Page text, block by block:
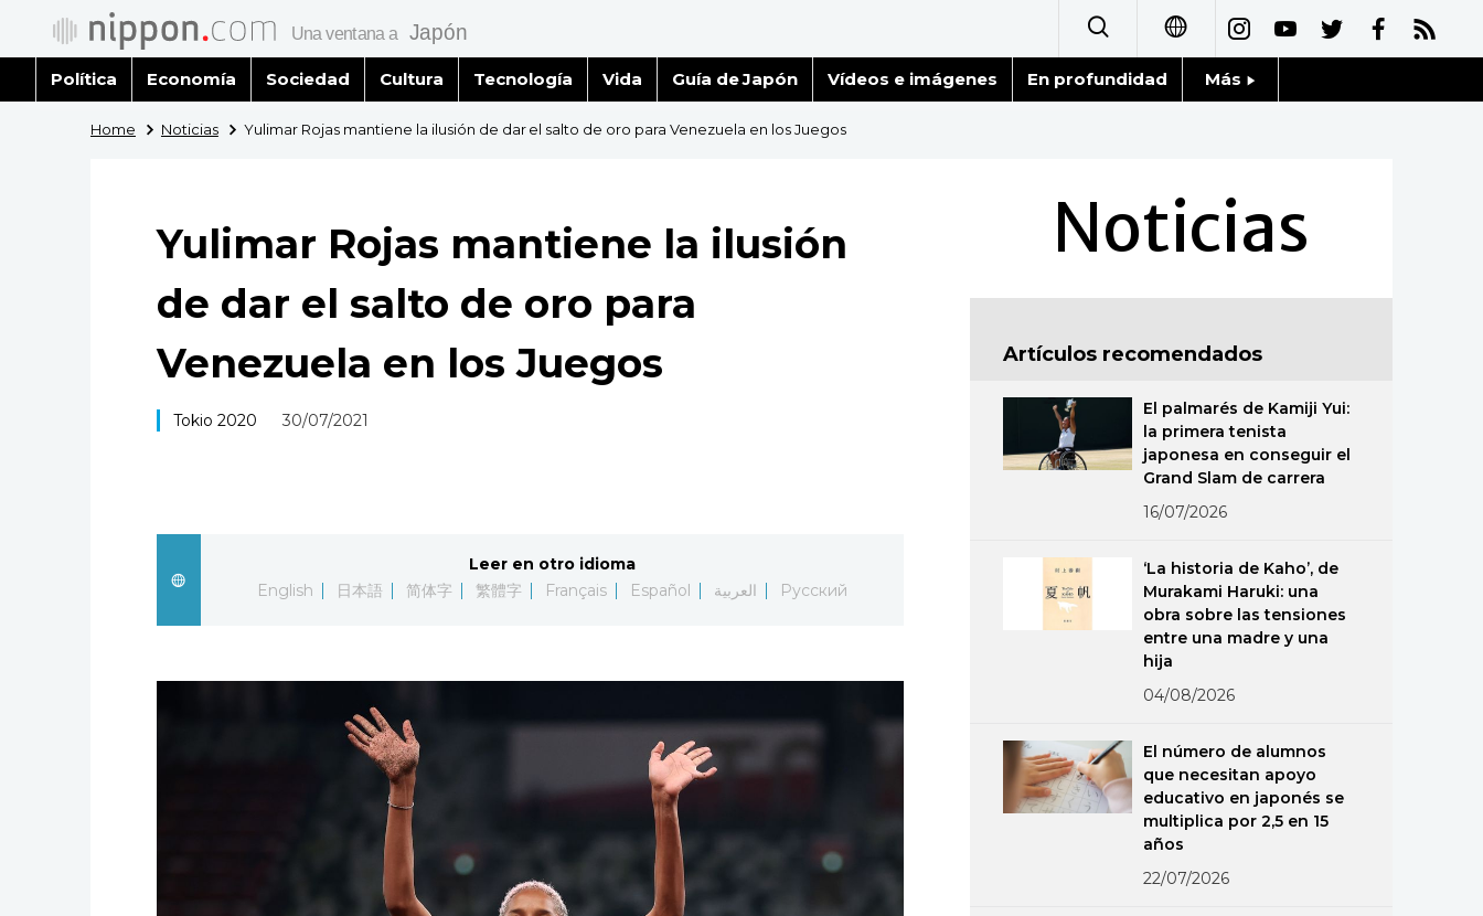
日本語
简体字
繁體字
العربية
Русский
Política Economía Sociedad Cultura Tecnología Vida Guía de Japón Vídeos e imágenes En profundidad Más
Fragmentos de Japón
Gente
Blog
Tokio
Avisos
Home Noticias Yulimar Rojas mantiene la ilusión de dar el salto de oro para Venezuela en los Juegos
Yulimar Rojas mantiene la ilusión
de dar el salto de oro para
Venezuela en los Juegos
Tokio 2020 30/07/2021
Leer en otro idioma
English
日本語 简体字 繁體字 Français Español العربية Русский
Noticias
Artículos recomendados
El palmarés de Kamiji Yui:
la primera tenista
japonesa en conseguir el
Grand Slam de carrera
16/07/2026
‘La historia de Kaho’, de
Murakami Haruki: una
obra sobre las tensiones
entre una madre y una
hija
04/08/2026
El número de alumnos
que necesitan apoyo
educativo en japonés se
multiplica por 2,5 en 15
años
22/07/2026